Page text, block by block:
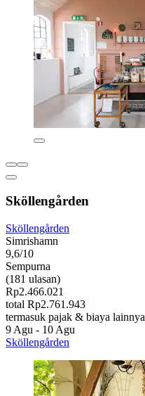
Sköllengården
Sköllengården
Simrishamn
9,6/10
Sempurna
(181 ulasan)
Rp2.466.021
total Rp2.761.943
termasuk pajak & biaya lainnya
9 Agu - 10 Agu
Sköllengården